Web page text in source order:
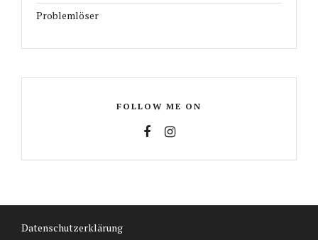
Problemlöser
FOLLOW ME ON
Datenschutzerklärung